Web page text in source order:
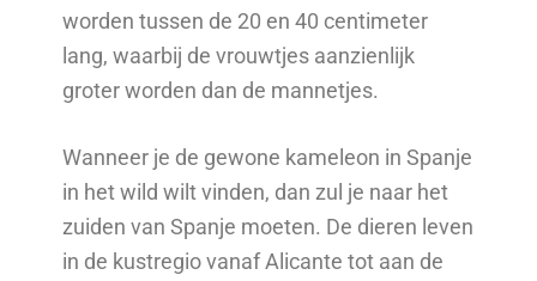
worden tussen de 20 en 40 centimeter
lang, waarbij de vrouwtjes aanzienlijk
groter worden dan de mannetjes.
Wanneer je de gewone kameleon in Spanje
in het wild wilt vinden, dan zul je naar het
zuiden van Spanje moeten. De dieren leven
in de kustregio vanaf Alicante tot aan de